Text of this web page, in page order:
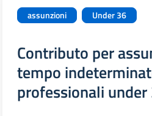
assunzioni Under 36
Contributo per
tempo
professionali